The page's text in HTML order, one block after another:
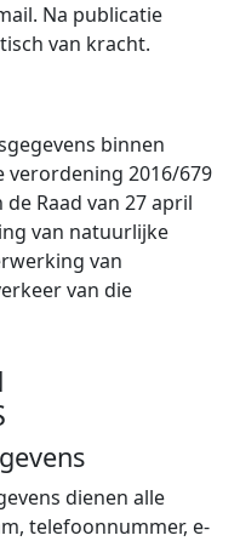
Na publicatie
van kracht.
binnen
verordening 2016/679
Raad van 27 april
van natuurlijke
van
van die
dienen alle
telefoonnummer, e-